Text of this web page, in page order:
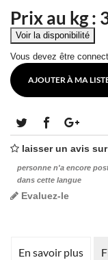
Prix au kg :
Vous devez être
AJOUTER À MA
laisser un avis
personne n'a encore
dans cette langue
Evaluez-le
En savoir plus